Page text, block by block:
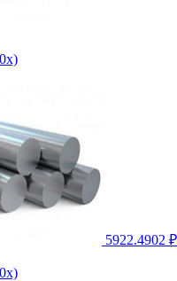
5922.4902 ₽